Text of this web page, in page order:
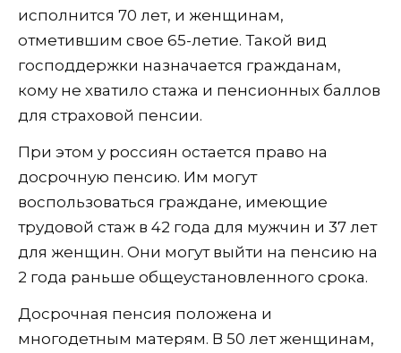
исполнится 70 лет, и женщинам,
отметившим свое 65-летие. Такой вид
господдержки назначается гражданам,
кому не хватило стажа и пенсионных баллов
для страховой пенсии.
При этом у россиян остается право на
досрочную пенсию. Им могут
воспользоваться граждане, имеющие
трудовой стаж в 42 года для мужчин и 37 лет
для женщин. Они могут выйти на пенсию на
2 года раньше общеустановленного срока.
Досрочная пенсия положена и
многодетным матерям. В 50 лет женщинам,